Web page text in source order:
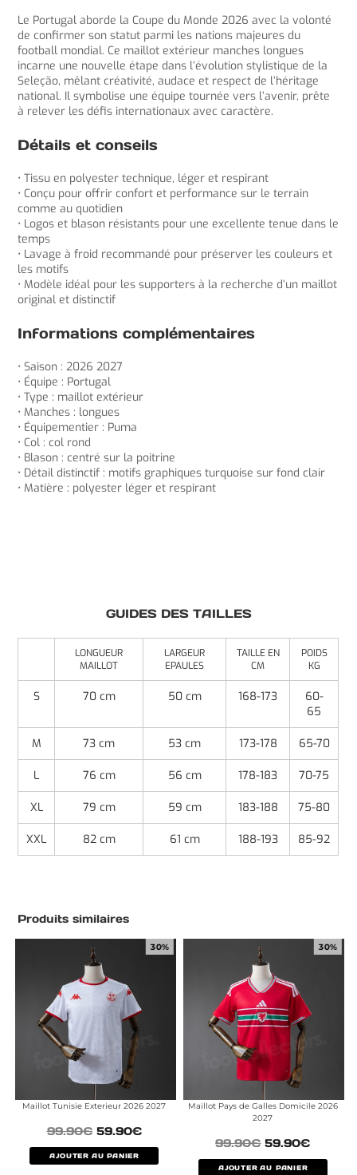
Le Portugal aborde la Coupe du Monde 2026 avec la volonté
de confirmer son statut parmi les nations majeures du
football mondial. Ce maillot extérieur manches longues
incarne une nouvelle étape dans l’évolution stylistique de la
Seleção, mêlant créativité, audace et respect de l’héritage
national. Il symbolise une équipe tournée vers l’avenir, prête
à relever les défis internationaux avec caractère.
Détails et conseils
• Tissu en polyester technique, léger et respirant
• Conçu pour offrir confort et performance sur le terrain
comme au quotidien
• Logos et blason résistants pour une excellente tenue dans le
temps
• Lavage à froid recommandé pour préserver les couleurs et
les motifs
• Modèle idéal pour les supporters à la recherche d’un maillot
original et distinctif
Informations complémentaires
• Saison : 2026 2027
• Équipe : Portugal
• Type : maillot extérieur
• Manches : longues
• Équipementier : Puma
• Col : col rond
• Blason : centré sur la poitrine
• Détail distinctif : motifs graphiques turquoise sur fond clair
• Matière : polyester léger et respirant
GUIDES DES TAILLES
LONGUEUR
MAILLOT
LARGEUR
EPAULES
TAILLE EN
CM
POIDS
KG
S 70 cm 50 cm 168-173
60-
65
M 73 cm 53 cm 173-178 65-70
L 76 cm 56 cm 178-183 70-75
XL 79 cm 59 cm 183-188 75-80
XXL 82 cm 61 cm 188-193 85-92
Produits similaires
30%
Maillot Tunisie Exterieur 2026 2027
99.90€ 59.90€
AJOUTER AU PANIER
30%
Maillot Pays de Galles Domicile 2026
2027
99.90€ 59.90€
AJOUTER AU PANIER